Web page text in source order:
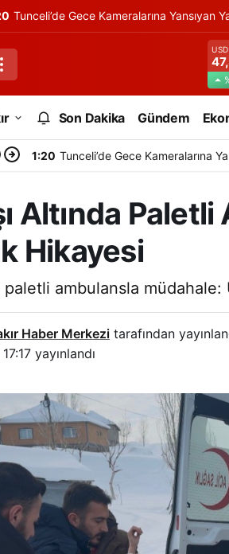
Tunceli’de Gece Kameralarına Yansıyan
USD
Son Dakika Gündem
1:20 Tunceli’de Gece Kameralarına
Altında
Hikayesi
paletli ambulansla
Haber Merkezi tarafından
yayınlandı